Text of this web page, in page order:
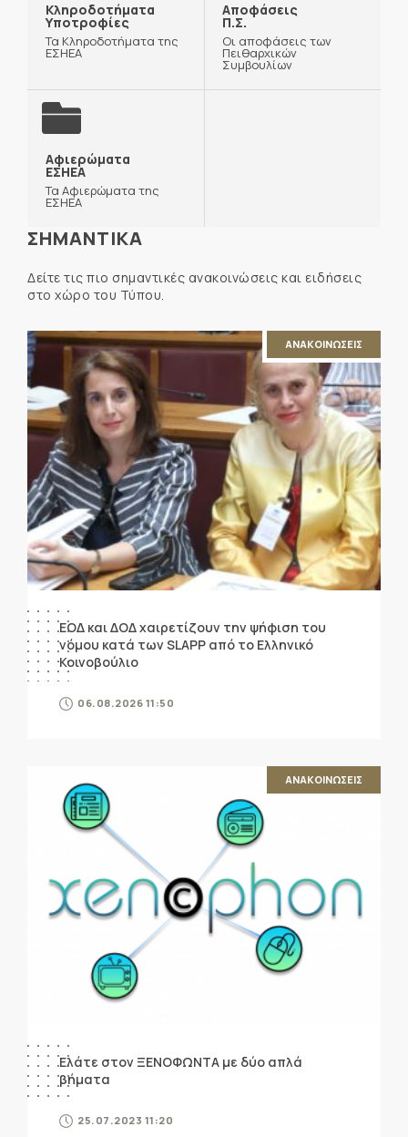
Κληροδοτήματα
Υποτροφίες
Τα Κληροδοτήματα της
ΕΣΗΕΑ
Αποφάσεις
Π.Σ.
Οι αποφάσεις των
Πειθαρχικών
Συμβουλίων
Αφιερώματα
ΕΣΗΕΑ
Τα Αφιερώματα της
ΕΣΗΕΑ
ΣΗΜΑΝΤΙΚΑ
Δείτε τις πιο σημαντικές ανακοινώσεις και ειδήσεις
στο χώρο του Τύπου.
ΑΝΑΚΟΙΝΩΣΕΙΣ
ΕΟΔ και ΔΟΔ χαιρετίζουν την ψήφιση του
νόμου κατά των SLAPP από το Ελληνικό
Κοινοβούλιο
06.08.2026 11:50
ΑΝΑΚΟΙΝΩΣΕΙΣ
Ελάτε στον ΞΕΝΟΦΩΝΤΑ με δύο απλά
βήματα
25.07.2023 11:20